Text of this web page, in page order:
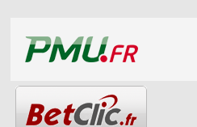
LES STADES
HISTORIQUE